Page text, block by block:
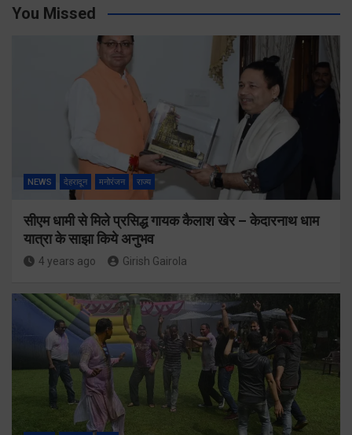
You Missed
NEWS देहरादून मनोरंजन राज्य
सीएम धामी से मिले प्रसिद्ध गायक कैलाश खेर – केदारनाथ धाम
यात्रा के साझा किये अनुभव
4 years ago Girish Gairola